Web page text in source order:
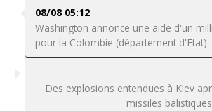
08/08 05:12
Washington annonce une aide d'un
pour la Colombie (département d'Etat)
Des explosions entendues à Kiev
missiles